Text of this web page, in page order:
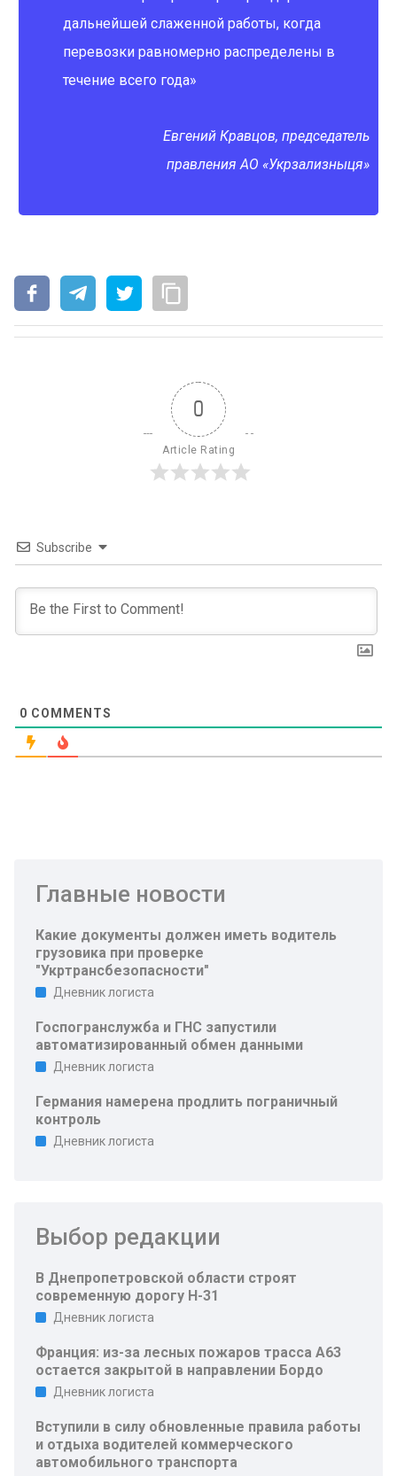
дальнейшей слаженной работы, когда
перевозки равномерно распределены в
течение всего года»
Евгений Кравцов, председатель
правления АО «Укрзализныця»
0
Article Rating
Subscribe
0 COMMENTS
Главные новости
Какие документы должен иметь водитель
грузовика при проверке
"Укртрансбезопасности"
Дневник логиста
Госпогранслужба и ГНС запустили
автоматизированный обмен данными
Дневник логиста
Германия намерена продлить пограничный
контроль
Дневник логиста
Выбор редакции
В Днепропетровской области строят
современную дорогу Н-31
Дневник логиста
Франция: из-за лесных пожаров трасса A63
остается закрытой в направлении Бордо
Дневник логиста
Вступили в силу обновленные правила работы
и отдыха водителей коммерческого
автомобильного транспорта